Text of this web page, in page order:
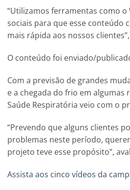
“Utilizamos ferramentas como o
sociais para que esse conteúdo
mais rápida aos nossos
O conteúdo foi enviado/
Com a previsão de grandes
e a chegada do frio em algumas
Saúde Respiratória veio com o
“Prevendo que alguns clientes
problemas neste período,
projeto teve esse propósito”,
Assista aos cinco vídeos da